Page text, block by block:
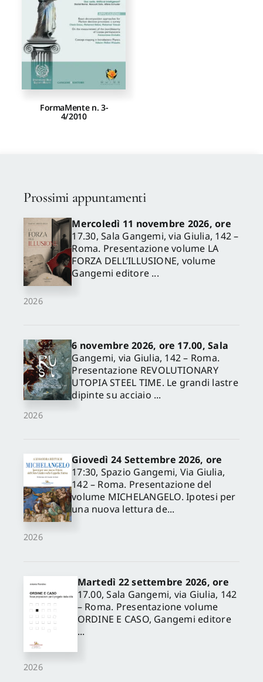
Gangemi Editore
Newsletter
FormaMente n. 3-
4/2010
Prossimi appuntamenti
2026
Mercoledì 11 novembre 2026, ore
17.30, Sala Gangemi, via Giulia, 142 –
Roma. Presentazione volume LA
FORZA DELL’ILLUSIONE, volume
Gangemi editore ...
2026
6 novembre 2026, ore 17.00, Sala
Gangemi, via Giulia, 142 – Roma.
Presentazione REVOLUTIONARY
UTOPIA STEEL TIME. Le grandi lastre
dipinte su acciaio ...
2026
Giovedì 24 Settembre 2026, ore
17:30, Spazio Gangemi, Via Giulia,
142 – Roma. Presentazione del
volume MICHELANGELO. Ipotesi per
una nuova lettura de...
2026
Martedì 22 settembre 2026, ore
17.00, Sala Gangemi, via Giulia, 142
– Roma. Presentazione volume
ORDINE E CASO, Gangemi editore
...